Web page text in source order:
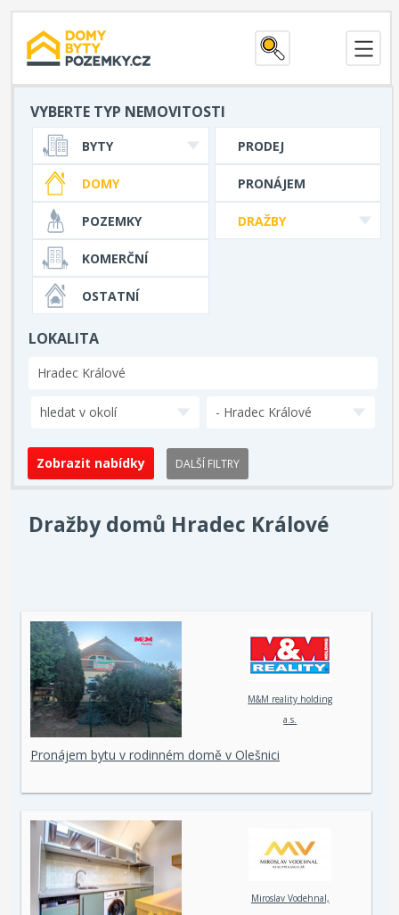
VYBERTE TYP NEMOVITOSTI
PRODEJ
PRONÁJEM
DRAŽBY
BYTY
DOMY
POZEMKY
KOMERČNÍ
OSTATNÍ
LOKALITA
hledat v okolí - Hradec Králové
DALŠÍ FILTRY
Dražby domů Hradec Králové
M&M reality holding
a.s.
Pronájem bytu v rodinném domě v Olešnici
Miroslav Vodehnal,